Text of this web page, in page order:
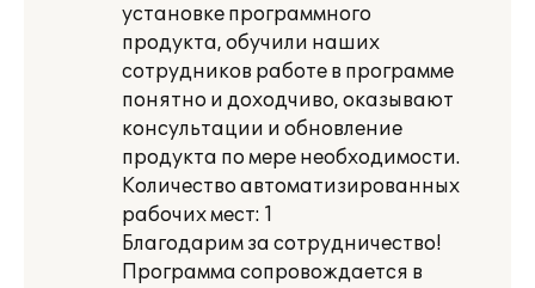
установке программного
продукта, обучили наших
сотрудников работе в программе
понятно и доходчиво, оказывают
консультации и обновление
продукта по мере необходимости.
Количество автоматизированных
рабочих мест: 1
Благодарим за сотрудничество!
Программа сопровождается в